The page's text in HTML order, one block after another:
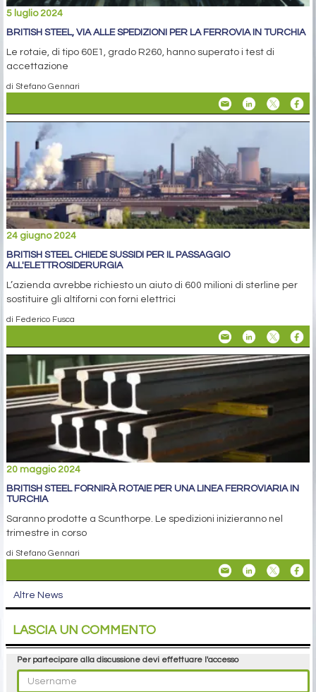
5 luglio 2024
BRITISH STEEL, VIA ALLE SPEDIZIONI PER LA FERROVIA IN TURCHIA
Le rotaie, di tipo 60E1, grado R260, hanno superato i test di
accettazione
di Stefano Gennari
24 giugno 2024
BRITISH STEEL CHIEDE SUSSIDI PER IL PASSAGGIO
ALL'ELETTROSIDERURGIA
L’azienda avrebbe richiesto un aiuto di 600 milioni di sterline per
sostituire gli altiforni con forni elettrici
di Federico Fusca
20 maggio 2024
BRITISH STEEL FORNIRÀ ROTAIE PER UNA LINEA FERROVIARIA IN
TURCHIA
Saranno prodotte a Scunthorpe. Le spedizioni inizieranno nel
trimestre in corso
di Stefano Gennari
Altre News
LASCIA UN COMMENTO
Per partecipare alla discussione devi effettuare l'accesso